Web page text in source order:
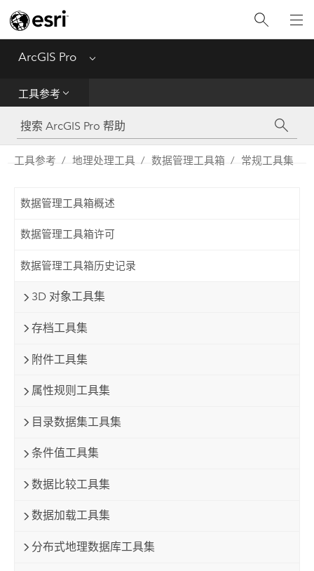
ArcGIS Pro Menu
工具参考
工具参考
Python
工具参考 地理处理工具 数据管理工具箱 常规工具集
数据管理工具箱概述
数据管理工具箱许可
数据管理工具箱历史记录
3D 对象工具集
存档工具集
附件工具集
属性规则工具集
目录数据集工具集
条件值工具集
数据比较工具集
数据加载工具集
分布式地理数据库工具集